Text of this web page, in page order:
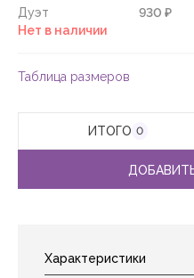
Дуэт
930 ₽
Нет в наличии
Таблица размеров
ИТОГО 0